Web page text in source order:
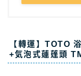
【轉運】TOTO
+気泡式蓮蓬頭